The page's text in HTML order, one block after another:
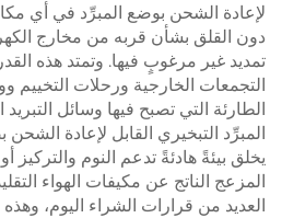
لإعادة الشحن بوضع المبرِّد في أي
دون القلق بشأن قربه من مخارج
تمديد غير مرغوبٍ فيها. وتمتد هذه
التجمعات الخارجية ورحلات
الطارئة التي تصبح فيها وسائل
المبرِّد التبخيري القابل لإعادة
يخلق بيئةً هادئةً تدعم النوم والتركيز
المزعج الناتج عن مكيفات الهواء
العديد من قرارات الشراء اليوم، وهذه